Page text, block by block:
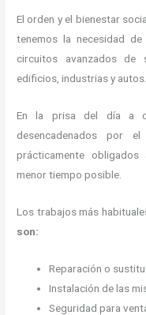
El orden y el bienestar
tenemos la necesidad
circuitos avanzados de
edificios, industrias y autos.
En la prisa del día a
desencadenados por
prácticamente
menor tiempo posible.
Los trabajos más
son:
Reparación o
Instalación de las
Seguridad para